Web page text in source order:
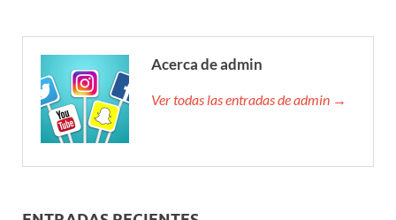
Acerca de admin
Ver todas las entradas de admin →